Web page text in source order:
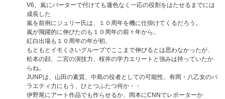
V6、嵐にバーターで付けても遜色なく一応の役割をはたせるまでには
成長した
嵐を前例にジュリー氏は、１０周年を機に仕掛けてくるだろう。
嵐が飛躍的に伸びたのも１０周年の前々年から。
紅白出場も１０周年の年が初。
もともとイモくさいグループでここまで伸びるとは思わなかったが、
松本の顔、二宮の演技力、桜井の学力エリートと強みは持っていたか
らね。
JUNPは、山田の素質、中島の役者としての可能性、有岡・八乙女のバ
ラエティ力にもう、ひとつふたつ何か・・
伊野尾にアート作品でも作らせるか、岡本にCNNでレポーターか